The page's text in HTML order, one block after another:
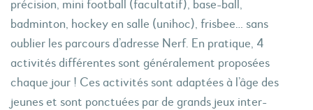
précision, mini football (facultatif), base-ball,
badminton, hockey en salle (unihoc), frisbee… sans
oublier les parcours d’adresse Nerf. En pratique, 4
activités différentes sont généralement proposées
chaque jour ! Ces activités sont adaptées à l’âge des
jeunes et sont ponctuées par de grands jeux inter-